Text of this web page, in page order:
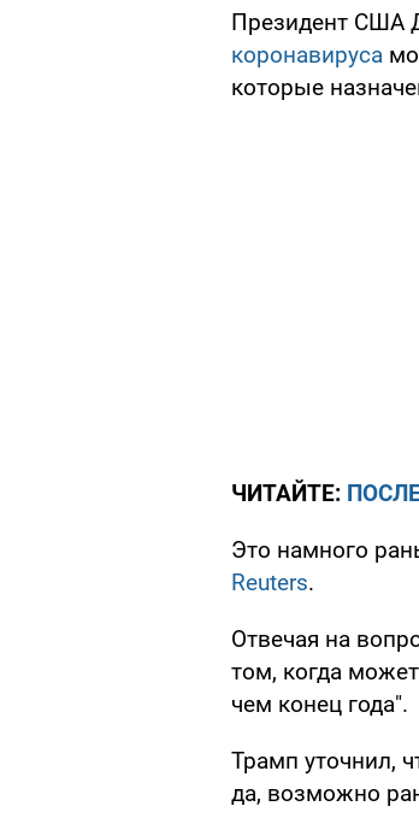
Президент США
коронавируса
которые
ЧИТАЙТЕ:
Это намного
Reuters.
Отвечая на
том, когда
чем конец года".
Трамп уточнил,
да, возможно